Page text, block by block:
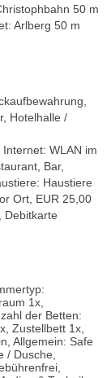
50 m
Arlberg 50 m
Hotelhalle /
WLAN im
Bar,
Haustiere
Ort, EUR 25,00
Debitkarte
1x,
der Betten:
Zustellbett 1x,
Allgemein: Safe
/ Dusche,